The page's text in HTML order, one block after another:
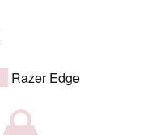
Razer Edge